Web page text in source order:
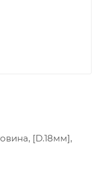
[D.18мм],